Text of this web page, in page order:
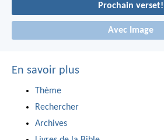
Prochain verset!
Avec Image
En savoir plus
Thème
Rechercher
Archives